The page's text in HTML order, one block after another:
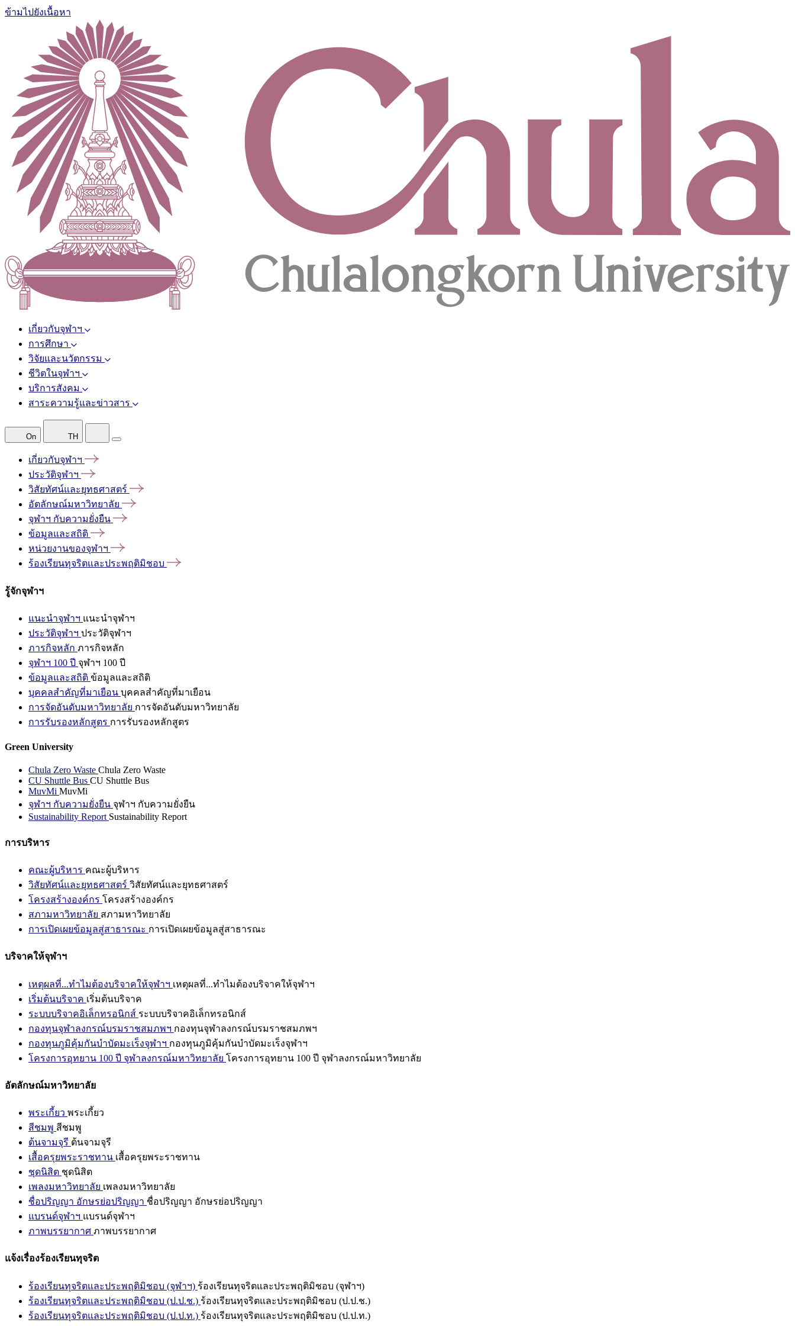
ข้ามไปยังเนื้อหา
เกี่ยวกับจุฬาฯ
การศึกษา
วิจัยและนวัตกรรม
ชีวิตในจุฬาฯ
บริการสังคม
สาระความรู้และข่าวสาร
On TH
เกี่ยวกับจุฬาฯ
ประวัติจุฬาฯ
วิสัยทัศน์และยุทธศาสตร์
อัตลักษณ์มหาวิทยาลัย
จุฬาฯ กับความยั่งยืน
ข้อมูลและสถิติ
หน่วยงานของจุฬาฯ
ร้องเรียนทุจริตและประพฤติมิชอบ
รู้จักจุฬาฯ
แนะนำจุฬาฯ แนะนำจุฬาฯ
ประวัติจุฬาฯ ประวัติจุฬาฯ
ภารกิจหลัก ภารกิจหลัก
จุฬาฯ 100 ปี จุฬาฯ 100 ปี
ข้อมูลและสถิติ ข้อมูลและสถิติ
บุคคลสำคัญที่มาเยือน บุคคลสำคัญที่มาเยือน
การจัดอันดับมหาวิทยาลัย การจัดอันดับมหาวิทยาลัย
การรับรองหลักสูตร การรับรองหลักสูตร
Green University
Chula Zero Waste Chula Zero Waste
CU Shuttle Bus CU Shuttle Bus
MuvMi MuvMi
จุฬาฯ กับความยั่งยืน จุฬาฯ กับความยั่งยืน
Sustainability Report Sustainability Report
การบริหาร
คณะผู้บริหาร คณะผู้บริหาร
วิสัยทัศน์และยุทธศาสตร์ วิสัยทัศน์และยุทธศาสตร์
โครงสร้างองค์กร โครงสร้างองค์กร
สภามหาวิทยาลัย สภามหาวิทยาลัย
การเปิดเผยข้อมูลสู่สาธารณะ การเปิดเผยข้อมูลสู่สาธารณะ
บริจาคให้จุฬาฯ
เหตุผลที่...ทำไมต้องบริจาคให้จุฬาฯ เหตุผลที่...ทำไมต้องบริจาคให้จุฬาฯ
เริ่มต้นบริจาค เริ่มต้นบริจาค
ระบบบริจาคอิเล็กทรอนิกส์ ระบบบริจาคอิเล็กทรอนิกส์
กองทุนจุฬาลงกรณ์บรมราชสมภพฯ กองทุนจุฬาลงกรณ์บรมราชสมภพฯ
กองทุนภูมิคุ้มกันบำบัดมะเร็งจุฬาฯ กองทุนภูมิคุ้มกันบำบัดมะเร็งจุฬาฯ
โครงการอุทยาน 100 ปี จุฬาลงกรณ์มหาวิทยาลัย โครงการอุทยาน 100 ปี จุฬาลงกรณ์มหาวิทยาลัย
อัตลักษณ์มหาวิทยาลัย
พระเกี้ยว พระเกี้ยว
สีชมพู สีชมพู
ต้นจามจุรี ต้นจามจุรี
เสื้อครุยพระราชทาน เสื้อครุยพระราชทาน
ชุดนิสิต ชุดนิสิต
เพลงมหาวิทยาลัย เพลงมหาวิทยาลัย
ชื่อปริญญา อักษรย่อปริญญา ชื่อปริญญา อักษรย่อปริญญา
แบรนด์จุฬาฯ แบรนด์จุฬาฯ
ภาพบรรยากาศ ภาพบรรยากาศ
แจ้งเรื่องร้องเรียนทุจริต
ร้องเรียนทุจริตและประพฤติมิชอบ (จุฬาฯ) ร้องเรียนทุจริตและประพฤติมิชอบ (จุฬาฯ)
ร้องเรียนทุจริตและประพฤติมิชอบ (ป.ป.ช.) ร้องเรียนทุจริตและประพฤติมิชอบ (ป.ป.ช.)
ร้องเรียนทุจริตและประพฤติมิชอบ (ป.ป.ท.) ร้องเรียนทุจริตและประพฤติมิชอบ (ป.ป.ท.)